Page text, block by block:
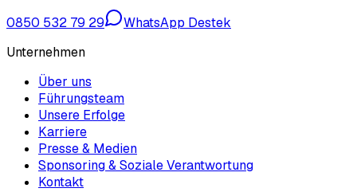
0850 532 79 29
WhatsApp Destek
Unternehmen
Über uns
Führungsteam
Unsere Erfolge
Karriere
Presse & Medien
Sponsoring & Soziale Verantwortung
Kontakt